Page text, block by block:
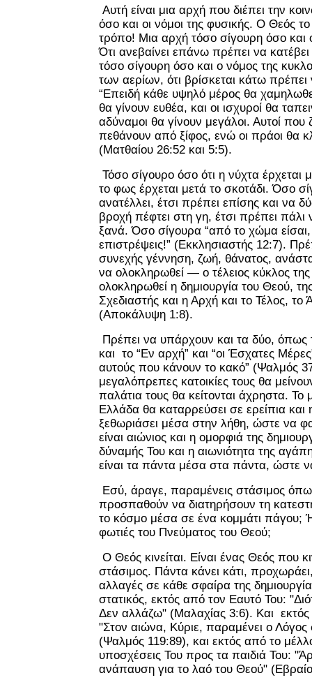
Αυτή είναι μια αρχή που διέπει την
όσο και οι νόμοι της φυσικής. Ο Θεός
τρόπο! Μια αρχή τόσο σίγουρη όσο και
Ότι ανεβαίνει επάνω πρέπει να
τόσο σίγουρη όσο και ο νόμος της
των αερίων, ότι βρίσκεται κάτω
“Επειδή κάθε υψηλό μέρος θα
θα γίνουν ευθέα, και οι ισχυροί θα
αδύναμοι θα γίνουν μεγάλοι. Αυτοί που
πεθάνουν από ξίφος, ενώ οι πράοι θα
(Ματθαίου 26:52 και 5:5).
Τόσο σίγουρο όσο ότι η νύχτα έρχεται
το φως έρχεται μετά το σκοτάδι. Όσο
ανατέλλει, έτσι πρέπει επίσης και να
βροχή πέφτει στη γη, έτσι πρέπει πάλι
ξανά. Όσο σίγουρα “από το χώμα
επιστρέψεις!” (Εκκλησιαστής 12:7).
συνεχής γέννηση, ζωή, θάνατος,
να ολοκληρωθεί — ο τέλειος κύκλος
ολοκληρωθεί η δημιουργία του Θεού,
Σχεδιαστής και η Αρχή και το Τέλος,
(Αποκάλυψη 1:8).
Πρέπει να υπάρχουν και τα δύο, όπως
και το “Εν αρχή” και “οι Έσχατες
αυτούς που κάνουν το κακό” (Ψαλμός
μεγαλόπρεπες κατοικίες τους θα
παλάτια τους θα κείτονται άχρηστα. Το
Ελλάδα θα καταρρεύσει σε ερείπια
ξεθωριάσει μέσα στην λήθη, ώστε να
είναι αιώνιος και η ομορφιά της
δύναμής Του και η αιωνιότητα της
είναι τα πάντα μέσα στα πάντα, ώστε
Εσύ, άραγε, παραμένεις στάσιμος
προσπαθούν να διατηρήσουν τη
το κόσμο μέσα σε ένα κομμάτι πάγου; Ή
φωτιές του Πνεύματος του Θεού;
Ο Θεός κινείται. Είναι ένας Θεός που
στάσιμος. Πάντα κάνει κάτι,
αλλαγές σε κάθε σφαίρα της
στατικός, εκτός από τον Εαυτό Του:
Δεν αλλάζω" (Μαλαχίας 3:6). Και
"Στον αιώνα, Κύριε, παραμένει ο
(Ψαλμός 119:89), και εκτός από το
υποσχέσεις Του προς τα παιδιά Του:
ανάπαυση για το λαό του Θεού"